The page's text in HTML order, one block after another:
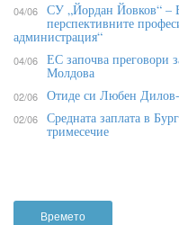
Времето
04/06 СУ „Йордан Йовков“ –
перспективните
администрация“
04/06 ЕС започва преговори
Молдова
02/06 Отиде си Любен
02/06 Средната заплата в
тримесечие